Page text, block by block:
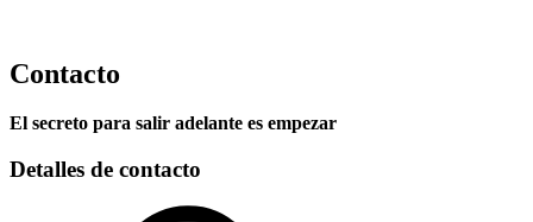
Contacto
El secreto para salir adelante es empezar
Detalles de contacto